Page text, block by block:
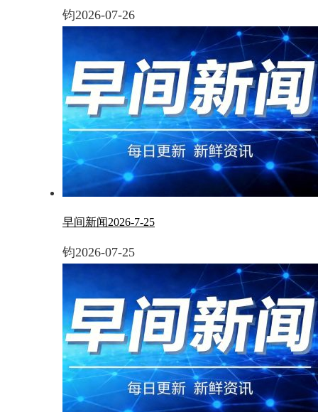
钧2026-07-26
早间新闻2026-7-25
钧2026-07-25